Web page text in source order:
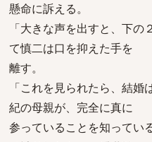
懸命に訴える。
「大きな声を出すと、下
て慎二は口を抑えた手を
離す。
「これを見られたら、結
紀の母親が、完全に真に
参っていることを知ってい